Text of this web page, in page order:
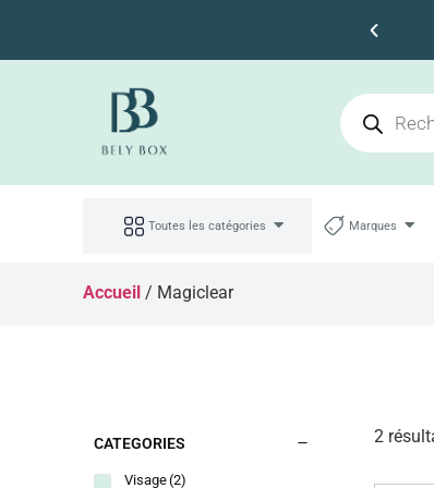
Toutes les catégories Marques
Accueil / Magiclear
CATEGORIES
Visage(2)
2